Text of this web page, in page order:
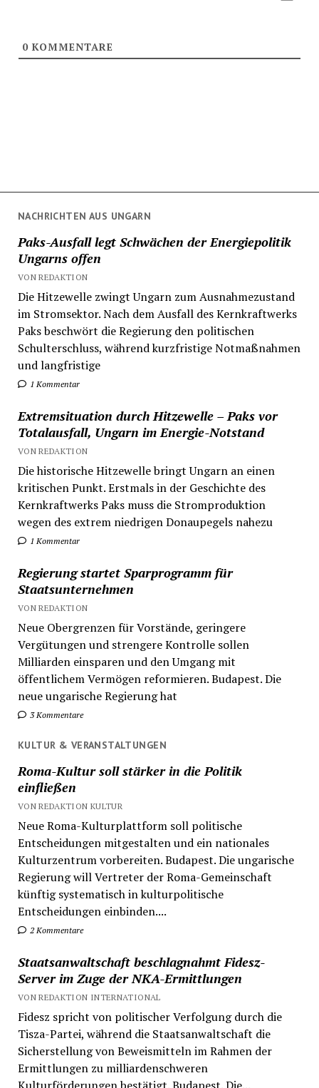
NACHRICHTEN AUS UNGARN
Paks-Ausfall legt Schwächen der Energiepolitik
Ungarns offen
VON REDAKTION
Die Hitzewelle zwingt Ungarn zum Ausnahmezustand
im Stromsektor. Nach dem Ausfall des Kernkraftwerks
Paks beschwört die Regierung den politischen
Schulterschluss, während kurzfristige Notmaßnahmen
und langfristige
1 Kommentar
Extremsituation durch Hitzewelle – Paks vor
Totalausfall, Ungarn im Energie-Notstand
VON REDAKTION
Die historische Hitzewelle bringt Ungarn an einen
kritischen Punkt. Erstmals in der Geschichte des
Kernkraftwerks Paks muss die Stromproduktion
wegen des extrem niedrigen Donaupegels nahezu
1 Kommentar
Regierung startet Sparprogramm für
Staatsunternehmen
VON REDAKTION
Neue Obergrenzen für Vorstände, geringere
Vergütungen und strengere Kontrolle sollen
Milliarden einsparen und den Umgang mit
öffentlichem Vermögen reformieren. Budapest. Die
neue ungarische Regierung hat
3 Kommentare
KULTUR & VERANSTALTUNGEN
Roma-Kultur soll stärker in die Politik
einfließen
VON REDAKTION KULTUR
Neue Roma-Kulturplattform soll politische
Entscheidungen mitgestalten und ein nationales
Kulturzentrum vorbereiten. Budapest. Die ungarische
Regierung will Vertreter der Roma-Gemeinschaft
künftig systematisch in kulturpolitische
Entscheidungen einbinden....
2 Kommentare
Staatsanwaltschaft beschlagnahmt Fidesz-
Server im Zuge der NKA-Ermittlungen
VON REDAKTION INTERNATIONAL
Fidesz spricht von politischer Verfolgung durch die
Tisza-Partei, während die Staatsanwaltschaft die
Sicherstellung von Beweismitteln im Rahmen der
Ermittlungen zu milliardenschweren
0KOMMENTARE